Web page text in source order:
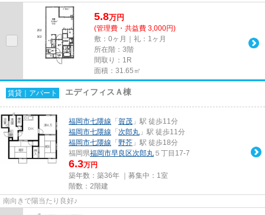
です。当社ライズエステートが...
5.8万円
(管理費・共益費 3,000円)
敷：0ヶ月｜礼：1ヶ月
所在階：3階
間取り：1R
面積：31.65㎡
賃貸｜アパート エディフィスＡ棟
福岡市七隈線 「 賀茂 」駅 徒歩11分
福岡市七隈線 「 次郎丸 」駅 徒歩11分
福岡市七隈線 「 野芥 」駅 徒歩18分
福岡県福岡市早良区次郎丸 ５丁目17-7
6.3万円
築年数：築36年 ｜募集中： 1室
階数：2階建
南向きで陽当たり良好♪